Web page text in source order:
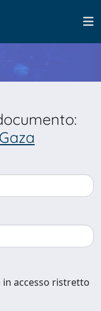
accesso ristretto